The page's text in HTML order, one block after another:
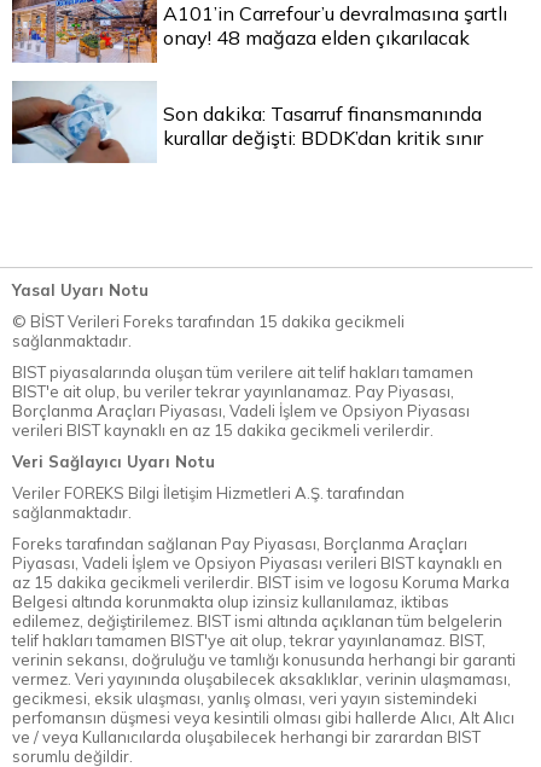
A101’in Carrefour’u devralmasına şartlı
onay! 48 mağaza elden çıkarılacak
Son dakika: Tasarruf finansmanında
kurallar değişti: BDDK’dan kritik sınır
Yasal Uyarı Notu
© BİST Verileri Foreks tarafından 15 dakika gecikmeli
sağlanmaktadır.
BIST piyasalarında oluşan tüm verilere ait telif hakları tamamen
BIST'e ait olup, bu veriler tekrar yayınlanamaz. Pay Piyasası,
Borçlanma Araçları Piyasası, Vadeli İşlem ve Opsiyon Piyasası
verileri BIST kaynaklı en az 15 dakika gecikmeli verilerdir.
Veri Sağlayıcı Uyarı Notu
Veriler FOREKS Bilgi İletişim Hizmetleri A.Ş. tarafından
sağlanmaktadır.
Foreks tarafından sağlanan Pay Piyasası, Borçlanma Araçları
Piyasası, Vadeli İşlem ve Opsiyon Piyasası verileri BIST kaynaklı en
az 15 dakika gecikmeli verilerdir. BIST isim ve logosu Koruma Marka
Belgesi altında korunmakta olup izinsiz kullanılamaz, iktibas
edilemez, değiştirilemez. BIST ismi altında açıklanan tüm belgelerin
telif hakları tamamen BIST'ye ait olup, tekrar yayınlanamaz. BIST,
verinin sekansı, doğruluğu ve tamlığı konusunda herhangi bir garanti
vermez. Veri yayınında oluşabilecek aksaklıklar, verinin ulaşmaması,
gecikmesi, eksik ulaşması, yanlış olması, veri yayın sistemindeki
perfomansın düşmesi veya kesintili olması gibi hallerde Alıcı, Alt Alıcı
ve / veya Kullanıcılarda oluşabilecek herhangi bir zarardan BIST
sorumlu değildir.